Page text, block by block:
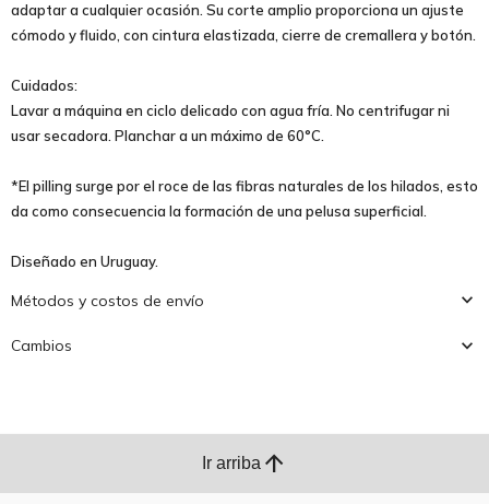
adaptar a cualquier ocasión. Su corte amplio proporciona un ajuste
cómodo y fluido, con cintura elastizada, cierre de cremallera y botón.
Cuidados:
Lavar a máquina en ciclo delicado con agua fría. No centrifugar ni
usar secadora. Planchar a un máximo de 60°C.
*El pilling surge por el roce de las fibras naturales de los hilados, esto
da como consecuencia la formación de una pelusa superficial.
Diseñado en Uruguay.
Métodos y costos de envío
Cambios
Ir arriba arrow_upward